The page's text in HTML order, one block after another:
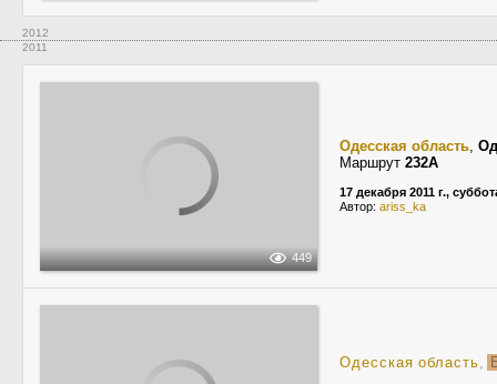
2012
2011
449
Одесская область,
Маршрут 232А
17 декабря 2011 г.,
Автор: ariss_ka
Одесская область,